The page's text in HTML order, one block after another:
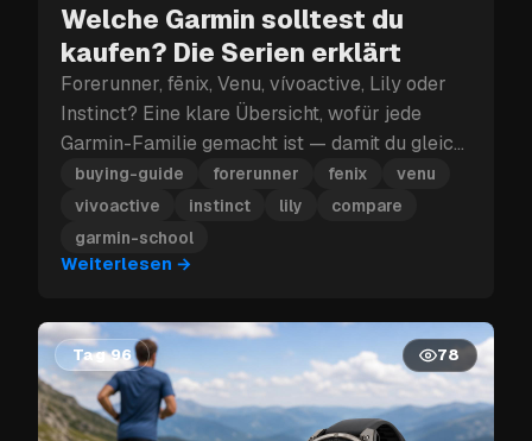
Welche Garmin solltest du
kaufen? Die Serien erklärt
Forerunner, fēnix, Venu, vívoactive, Lily oder
Instinct? Eine klare Übersicht, wofür jede
Garmin-Familie gemacht ist — damit du gleich
die richtige Uhr wählst.
buying-guide forerunner fenix
venu
vivoactive
instinct lily
compare
garmin-school
Weiterlesen →
Tag 96 78